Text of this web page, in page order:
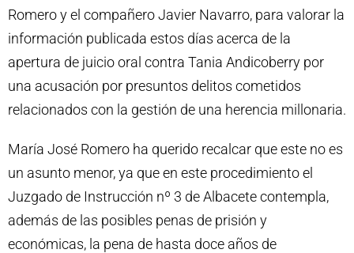
Romero y el compañero Javier Navarro, para valorar la
información publicada estos días acerca de la
apertura de juicio oral contra Tania Andicoberry por
una acusación por presuntos delitos cometidos
relacionados con la gestión de una herencia millonaria.
María José Romero ha querido recalcar que este no es
un asunto menor, ya que en este procedimiento el
Juzgado de Instrucción nº 3 de Albacete contempla,
además de las posibles penas de prisión y
económicas, la pena de hasta doce años de